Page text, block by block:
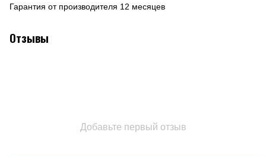
Гарантия от производителя 12 месяцев
Отзывы
Добавьте первый отзыв